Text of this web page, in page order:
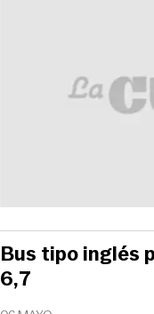
Bus tipo inglés
6,7